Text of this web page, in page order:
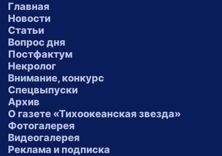
Главная
Новости
Статьи
Вопрос дня
Постфактум
Некролог
Внимание, конкурс
Спецвыпуски
Архив
О газете «Тихоокеанская звезда»
Фотогалерея
Видеогалерея
Реклама и подписка